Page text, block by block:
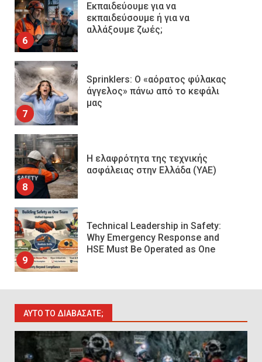
6
Εκπαιδεύουμε για να
εκπαιδεύσουμε ή για να
αλλάξουμε ζωές;
7
Sprinklers: Ο «αόρατος φύλακας
άγγελος» πάνω από το κεφάλι
μας
8
Η ελαφρότητα της τεχνικής
ασφάλειας στην Ελλάδα (ΥΑΕ)
9
Technical Leadership in Safety:
Why Emergency Response and
HSE Must Be Operated as One
10
περιορισμένους χώρους που
οδηγούν σε ατύχημα
ΑΥΤΌ ΤΟ ΔΙΑΒΆΣΑΤΕ;